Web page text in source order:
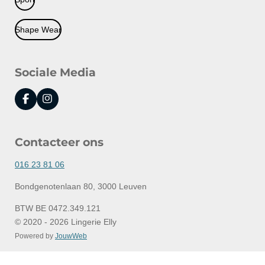
Shape Wear
Sociale Media
F
a
b
o
k
I
n
a
r
a
Contacteer ons
016 23 81 06
Bondgenotenlaan 80, 3000 Leuven
BTW BE 0472.349.121
© 2020 - 2026 Lingerie Elly
Powered by JouwWeb